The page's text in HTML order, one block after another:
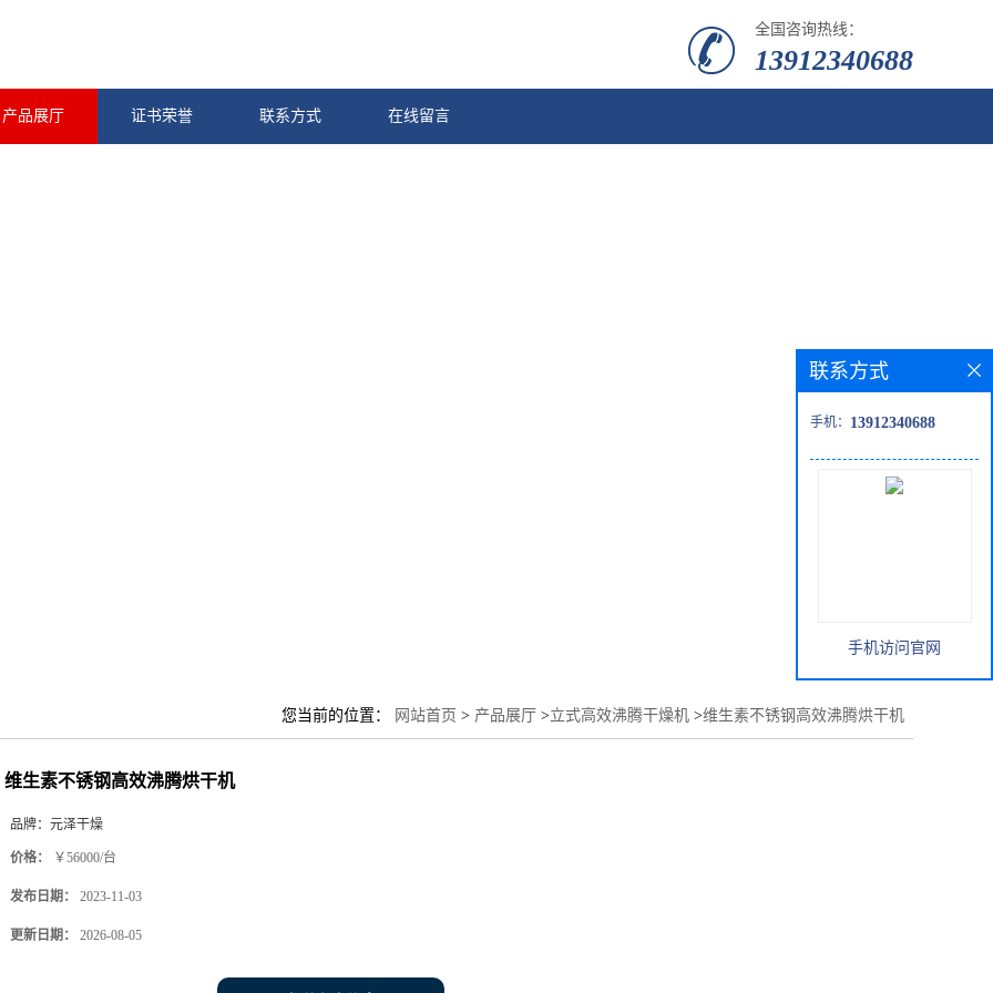
全国咨询热线：
13912340688
产品展厅 证书荣誉 联系方式 在线留言
您当前的位置： 网站首页 > 产品展厅 >立式高效沸腾干燥机 >维生素不锈钢高效沸腾烘干机
维生素不锈钢高效沸腾烘干机
品牌： 元泽干燥
价格： ￥56000/台
发布日期： 2023-11-03
更新日期： 2026-08-05
联系方式
手机： 13912340688
手机访问官网